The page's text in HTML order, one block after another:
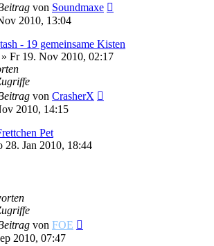
von Soundmaxe
2010, 13:04
- 19 gemeinsame Kisten
» Fr 19. Nov 2010, 02:17
von CrasherX
2010, 14:15
Pet
28. Jan 2010, 18:44
von FOE
2010, 07:47